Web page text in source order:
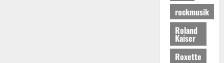
rockmusik
Roland
Kaiser
Roxette